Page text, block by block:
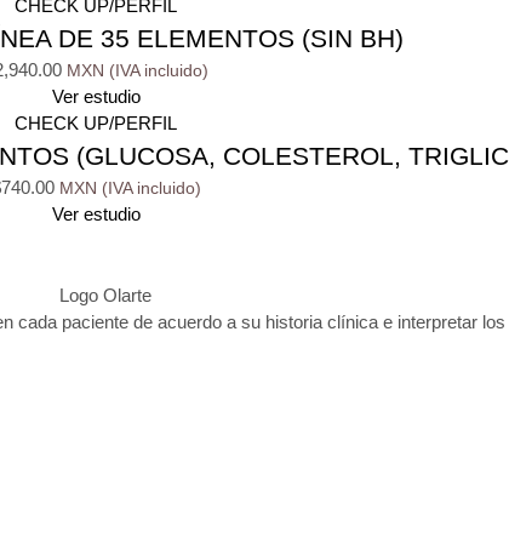
CHECK UP/PERFIL
DE 35 ELEMENTOS (SIN BH)
Ver estudio
CHECK UP/PERFIL
(GLUCOSA, COLESTEROL,
740.00
Ver estudio
cada paciente de acuerdo a su historia clínica e interpretar